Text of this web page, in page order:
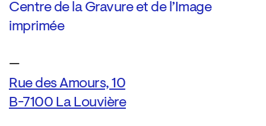
Centre de la Gravure et de l’Image
imprimée
—
Rue des Amours, 10
B-7100 La Louvière